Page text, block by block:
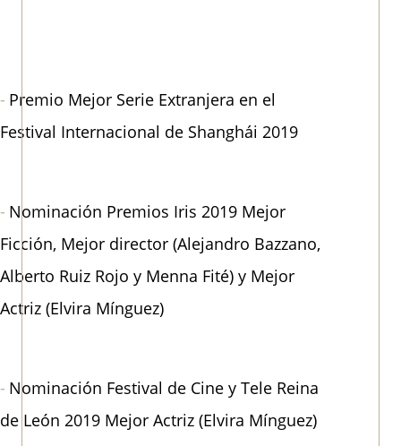
Premio Mejor Serie Extranjera en el
Festival Internacional de Shanghái 2019
Nominación Premios Iris 2019 Mejor
Ficción, Mejor director (Alejandro Bazzano,
Alberto Ruiz Rojo y Menna Fité) y Mejor
Actriz (Elvira Mínguez)
Nominación Festival de Cine y Tele Reina
de León 2019 Mejor Actriz (Elvira Mínguez)